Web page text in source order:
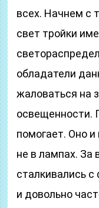
всех. Начнем с
свет тройки
обладатели
жаловаться на
освещенности.
помогает. Оно
не в лампах. За
сталкивались
и довольно